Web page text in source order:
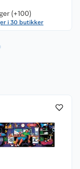
(+100)
i 30 butikker